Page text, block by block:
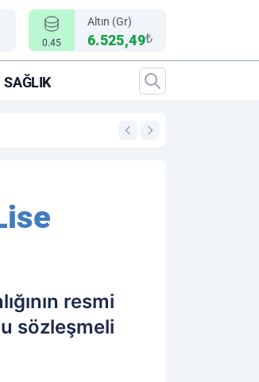
0.45
Altın (Gr)
6.525,49₺
SAĞLIK
00:12
resmi
sözleşmeli